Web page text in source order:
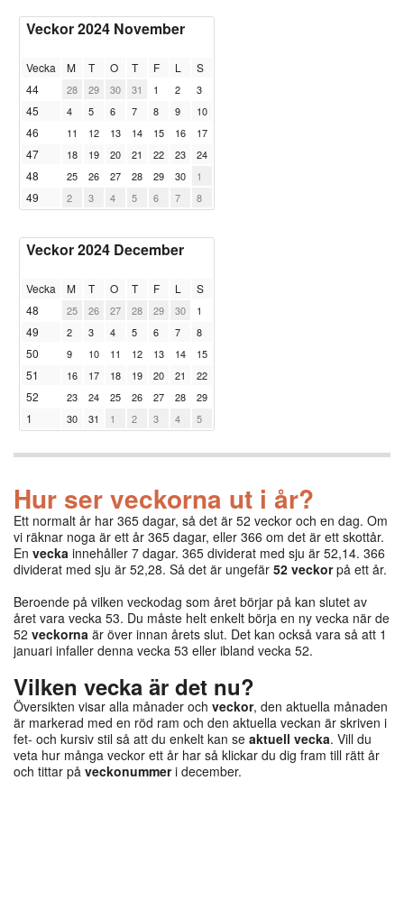
Veckor 2024 November
Vecka M T O T F L
S
44
28 29 30 31 1 2 3
45 4 5 6 7 8 9 10
46 11 12 13 14 15 16 17
47 18 19 20 21 22 23 24
48 25 26 27 28 29 30 1
49 2 3 4 5 6 7 8
Veckor 2024 December
Vecka M T O T F L
S
48
25 26 27 28 29 30 1
49 2 3 4 5 6 7 8
50 9 10 11 12 13 14 15
51 16 17 18 19 20 21 22
52 23 24 25 26 27 28 29
1 30 31 1 2 3 4 5
Hur ser veckorna ut i år?
Ett normalt år har 365 dagar, så det är 52 veckor och en dag. Om
vi räknar noga är ett år 365 dagar, eller 366 om det är ett skottår.
En vecka innehåller 7 dagar. 365 dividerat med sju är 52,14. 366
dividerat med sju är 52,28. Så det är ungefär 52 veckorpå ett år.
Beroende på vilken veckodag som året börjar på kan slutet av
året vara vecka 53. Du måste helt enkelt börja en ny vecka när de
52 veckorna är över innan årets slut. Det kan också vara så att 1
januari infaller denna vecka 53 eller ibland vecka 52.
Vilken vecka är det nu?
Översikten visar alla månader och veckor, den aktuella månaden
är markerad med en röd ram och den aktuella veckan är skriven i
fet- och kursiv stil så att du enkelt kan se aktuell vecka. Vill du
veta hur många veckor ett år har så klickar du dig fram till rätt år
och tittar på veckonummeri december.